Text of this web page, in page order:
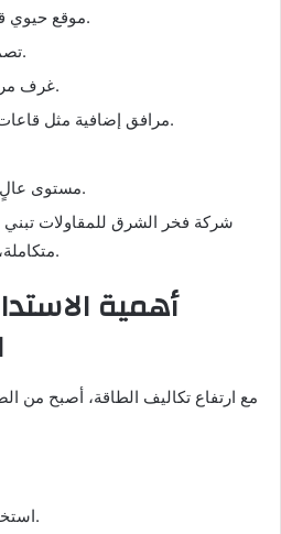
موقع حيوي قريب من مراكز الأعمال.
تصميم داخلي فاخر وجذاب.
غرف مريحة بمساحات مدروسة.
مرافق إضافية مثل قاعات الاجتماعات والمطاعم.
مستوى عالٍ من الخصوصية والأمان.
شركة فخر الشرق للمقاولات
متكاملة، وليس كعناصر منفصلة.
أهمية
مع ارتفاع تكاليف الطاقة، أصبح من
استخدام إنارة موفرة للطاقة.